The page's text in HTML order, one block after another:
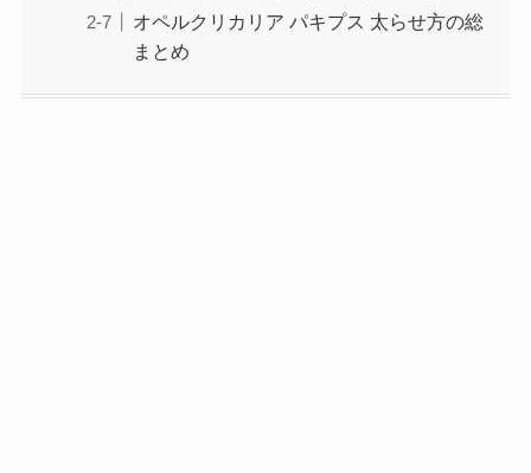
オペルクリカリア パキプス 太らせ方の総
まとめ